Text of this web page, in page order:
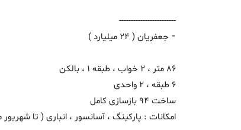
------------------------
⁃ جعفریان ( 24 میلیارد )
86 متر ، 2 خواب ، طبقه 1 ، بالکن
6 طبقه ، 2 واحدی
ساخت 94 بازسازی کامل
امکانات : پارکینگ ، آسانسور ، انباری ( تا